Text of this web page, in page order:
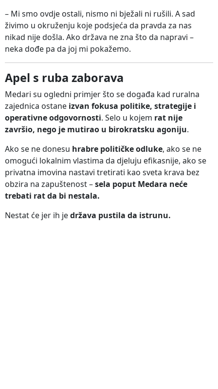
– Mi smo ovdje ostali, nismo ni bježali ni rušili. A sad
živimo u okruženju koje podsjeća da pravda za nas
nikad nije došla. Ako država ne zna što da napravi –
neka dođe pa da joj mi pokažemo.
Apel s ruba zaborava
Medari su ogledni primjer što se događa kad ruralna
zajednica ostane izvan fokusa politike, strategije i
operativne odgovornosti. Selo u kojem rat nije
završio, nego je mutirao u birokratsku agoniju.
Ako se ne donesu hrabre političke odluke, ako se ne
omogući lokalnim vlastima da djeluju efikasnije, ako se
privatna imovina nastavi tretirati kao sveta krava bez
obzira na zapuštenost –sela poput Medara neće
trebati rat da bi nestala.
Nestat će jer ih jedržava pustila da istrunu.